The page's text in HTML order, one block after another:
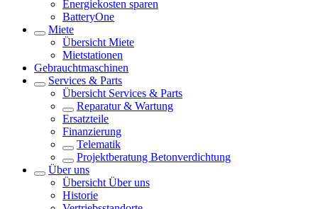
Energiekosten sparen
BatteryOne
Miete
Übersicht Miete
Mietstationen
Gebrauchtmaschinen
Services & Parts
Übersicht Services & Parts
Reparatur & Wartung
Ersatzteile
Finanzierung
Telematik
Projektberatung Betonverdichtung
Über uns
Übersicht Über uns
Historie